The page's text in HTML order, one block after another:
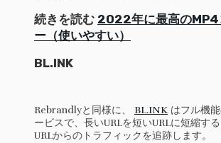
続きを読む 2022年に最高のMP4
ー（使いやすい）
BL.INK
Rebrandlyと同様に、 BL.INKはフル機
ービスで、長いURLを短いURLに短縮する
URLからのトラフィックを追跡します。